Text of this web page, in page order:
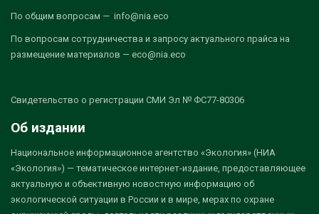
По общим вопросам — info@nia.eco
По вопросам сотрудничества и запросу актуального прайса на
размещение материалов — eco@nia.eco
Свидетельство о регистрации СМИ Эл № ФС77-80306
Об издании
Национальное информационное агентство «Экология» (НИА
«Экология») — тематическое интернет-издание, предоставляющее
актуальную и объективную новостную информацию об
экологической ситуации в России и в мире, мерах по охране